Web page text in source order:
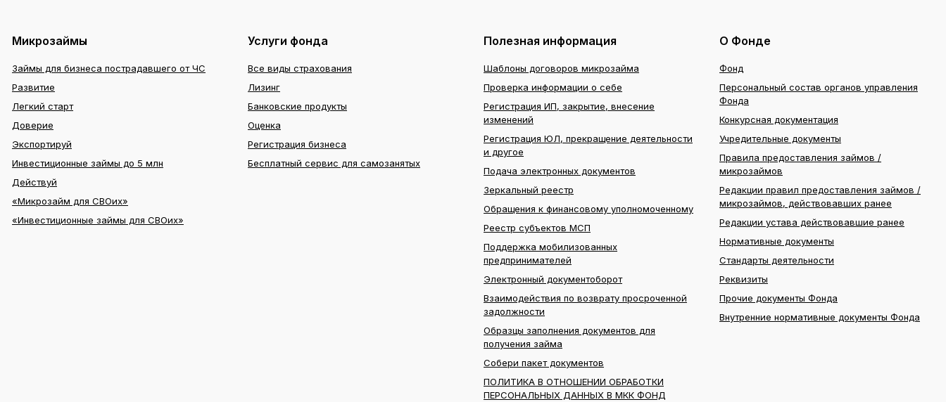
Микрозаймы
Займы для бизнеса пострадавшего от ЧС
Развитие
Легкий старт
Доверие
Экспортируй
Инвестиционные займы до 5 млн
Действуй
«Микрозайм для СВОих»
«Инвестиционные займы для СВОих»
Услуги фонда
Все виды страхования
Лизинг
Банковские продукты
Оценка
Регистрация бизнеса
Бесплатный сервис для самозанятых
Полезная информация
Шаблоны договоров микрозайма
Проверка информации о себе
Регистрация ИП, закрытие, внесение
изменений
Регистрация ЮЛ, прекращение деятельности
и другое
Подача электронных документов
Зеркальный реестр
Обращения к финансовому уполномоченному
Реестр субъектов МСП
Поддержка мобилизованных
предпринимателей
Электронный документоборот
Взаимодействия по возврату просроченной
задолжности
Образцы заполнения документов для
получения займа
Собери пакет документов
ПОЛИТИКА В ОТНОШЕНИИ ОБРАБОТКИ
ПЕРСОНАЛЬНЫХ ДАННЫХ В МКК ФОНД
О Фонде
Фонд
Персональный состав органов управления
Фонда
Конкурсная документация
Учредительные документы
Правила предоставления займов /
микрозаймов
Редакции правил предоставления займов /
микрозаймов, действовавших ранее
Редакции устава действовавшие ранее
Нормативные документы
Стандарты деятельности
Реквизиты
Прочие документы Фонда
Внутренние нормативные документы Фонда